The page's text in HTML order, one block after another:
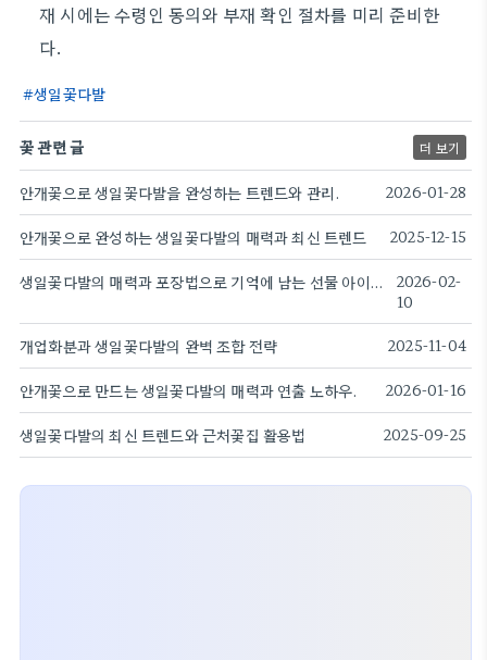
재 시에는 수령인 동의와 부재 확인 절차를 미리 준비한
다.
생일꽃다발
꽃 관련 글 더 보기
안개꽃으로 생일꽃다발을 완성하는 트렌드와 관리. 2026-01-28
안개꽃으로 완성하는 생일꽃다발의 매력과 최신 트렌드 2025-12-15
생일꽃다발의 매력과 포장법으로 기억에 남는 선물 아이디어 만들기
2026-02-
10
개업화분과 생일꽃다발의 완벽 조합 전략 2025-11-04
안개꽃으로 만드는 생일꽃다발의 매력과 연출 노하우. 2026-01-16
생일꽃다발의 최신 트렌드와 근처꽃집 활용법 2025-09-25